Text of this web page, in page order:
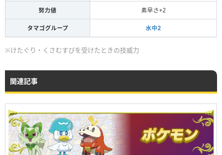
努力値 素早さ+2
タマゴグループ 水中2
※けたぐり・くさむすびを受けたときの技威力
関連記事